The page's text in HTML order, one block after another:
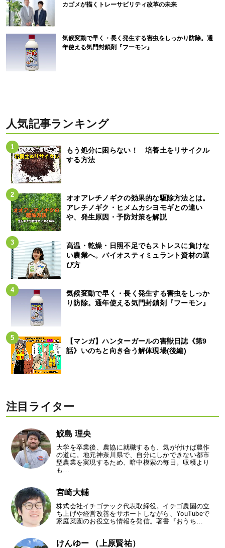
カゴメが描くトレーサビリティ改革の未来
気候変動で早く・長く発生する害虫をしっかり防除。通
年使える気門封鎖剤『フーモン』
人気記事ランキング
もう処分に困らない！ 培養土をリサイクル
する方法
オオアレチノギクの効果的な駆除方法とは。
アレチノギク・ヒメムカシヨモギとの違い
や、発生原因・予防対策を解説
高温・乾燥・日照不足でもストレスに負けな
い農業へ。バイオスティミュラント資材の選
び方
気候変動で早く・長く発生する害虫をしっか
り防除。通年使える気門封鎖剤『フーモン』
【マンガ】ハンターガールの害獣日誌《第9
話》いのちと向き合う解体現場(後編)
注目ライター
鮫島 理央
大学を卒業後、農協に就職するも、気が付けば農作
の道に。地元神奈川県で、自分にしかできない都市
型農業を実現するため、暗中模索の毎日。収穫より
も…
宮崎大輔
株式会社イチゴテック代表取締役。イチゴ農園の立
ち上げや経営改善をサポートしながら、YouTubeで
家庭菜園のお役立ち情報を発信。著書『おうち…
けんゆー （上原賢祐）